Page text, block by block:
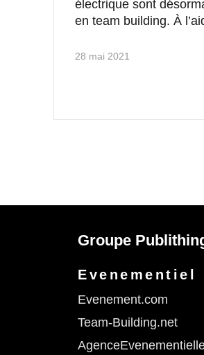
électrique sont
en team building. À
28 mai 2021
Groupe
Evenementiel
Evenement.com
Team-Building.net